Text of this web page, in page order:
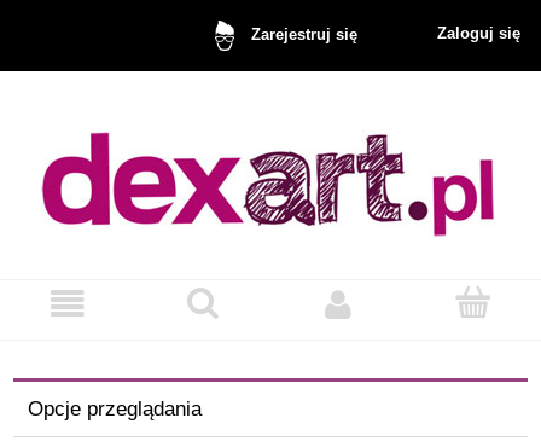
Zarejestruj się Zaloguj się
Opcje przeglądania